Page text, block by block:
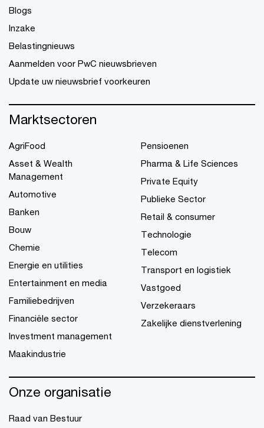
Blogs
Inzake
Belastingnieuws
Aanmelden voor PwC nieuwsbrieven
Update uw nieuwsbrief voorkeuren
Marktsectoren
AgriFood
Asset & Wealth
Management
Automotive
Banken
Bouw
Chemie
Energie en utilities
Entertainment en media
Familiebedrijven
Financiële sector
Investment management
Maakindustrie
Pensioenen
Pharma & Life Sciences
Private Equity
Publieke Sector
Retail & consumer
Technologie
Telecom
Transport en logistiek
Vastgoed
Verzekeraars
Zakelijke dienstverlening
Onze organisatie
Raad van Bestuur